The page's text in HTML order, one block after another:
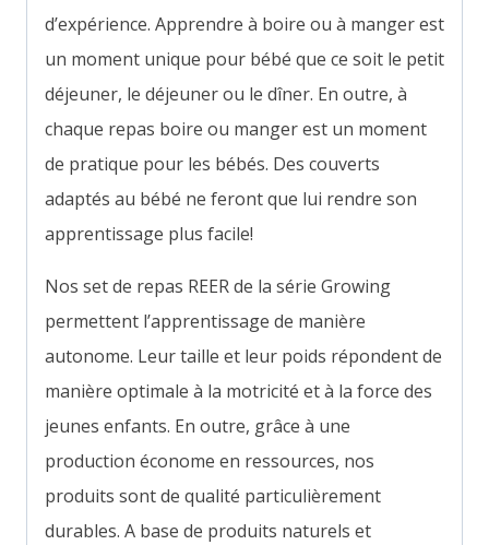
d’expérience. Apprendre à boire ou à manger est
un moment unique pour bébé que ce soit le petit
déjeuner, le déjeuner ou le dîner. En outre, à
chaque repas boire ou manger est un moment
de pratique pour les bébés. Des couverts
adaptés au bébé ne feront que lui rendre son
apprentissage plus facile!
Nos set de repas REER de la série Growing
permettent l’apprentissage de manière
autonome. Leur taille et leur poids répondent de
manière optimale à la motricité et à la force des
jeunes enfants. En outre, grâce à une
production économe en ressources, nos
produits sont de qualité particulièrement
durables. A base de produits naturels et